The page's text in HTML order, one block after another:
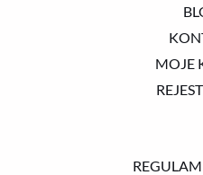
MOJE